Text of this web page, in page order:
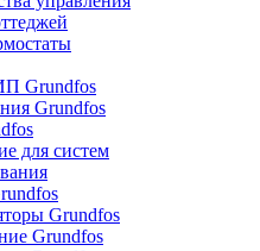
Grundfos
Grundfos
для систем
Grundfos
Grundfos